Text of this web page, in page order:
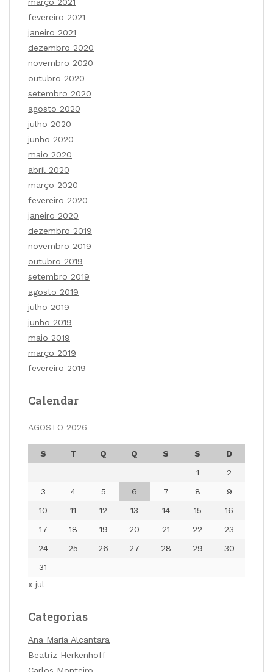
fevereiro 2021
janeiro 2021
dezembro 2020
novembro 2020
outubro 2020
setembro 2020
agosto 2020
julho 2020
junho 2020
maio 2020
abril 2020
março 2020
fevereiro 2020
janeiro 2020
dezembro 2019
novembro 2019
outubro 2019
setembro 2019
agosto 2019
julho 2019
junho 2019
maio 2019
março 2019
fevereiro 2019
Calendar
AGOSTO 2026
S T Q Q S S
D
1
2
3
4 5 6 7 8
9
10
11 12 13 14 15
16
17
18 19 20 21 22
23
24
25 26 27 28 29
30
31
« jul
Categorias
Ana Maria Alcantara
Beatriz Herkenhoff
Carlos Monteiro